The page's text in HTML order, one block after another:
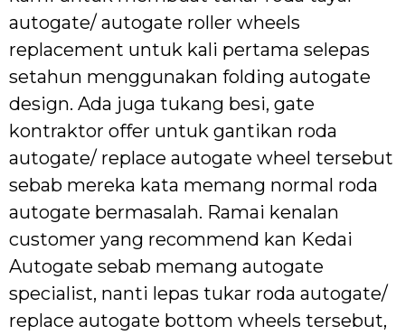
autogate/ autogate roller wheels
replacement untuk kali pertama selepas
setahun menggunakan folding autogate
design. Ada juga tukang besi, gate
kontraktor offer untuk gantikan roda
autogate/ replace autogate wheel tersebut
sebab mereka kata memang normal roda
autogate bermasalah. Ramai kenalan
customer yang recommend kan Kedai
Autogate sebab memang autogate
specialist, nanti lepas tukar roda autogate/
replace autogate bottom wheels tersebut,